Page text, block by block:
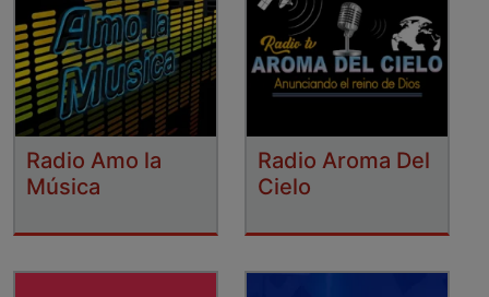
Radio Amo la
Música
Radio Aroma Del
Cielo